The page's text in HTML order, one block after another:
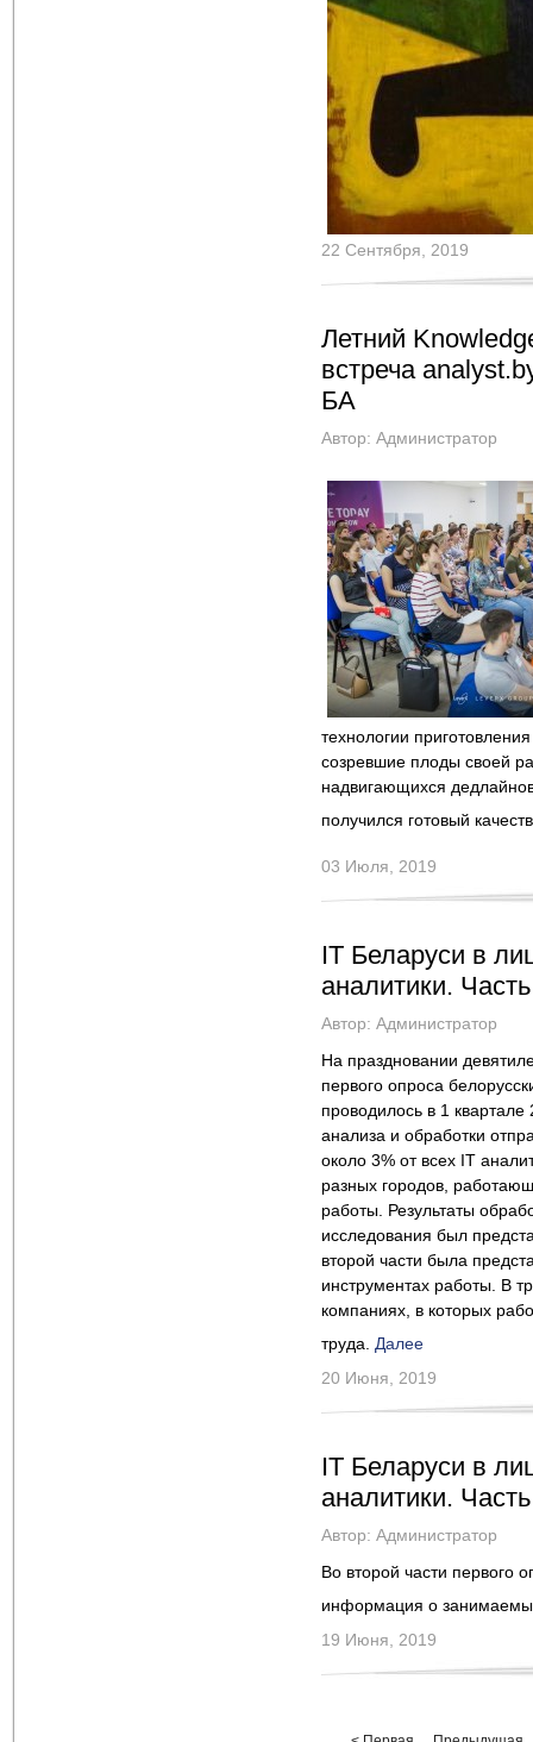
22 Сентября, 2019
Летний
встреча
БА
Автор: Администратор
технологии
созревшие плоды своей
надвигающихся
получился готовый
03 Июля, 2019
IT Беларуси в
аналитики.
Автор: Администратор
На праздновании
первого опроса
проводилось в 1
анализа и обработки
около 3% от всех IT
разных городов,
работы. Результаты
исследования был
второй части была
инструментах работы. В
компаниях, в которых
труда. Далее
20 Июня, 2019
IT Беларуси в
аналитики.
Автор: Администратор
Во второй части первого
информация о
19 Июня, 2019